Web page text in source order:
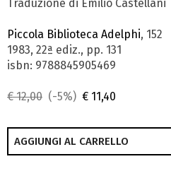
Traduzione di Emilio Castellani
Piccola Biblioteca Adelphi, 152
1983, 22ª ediz., pp. 131
isbn: 9788845905469
€ 12,00 (-5%) € 11,40
AGGIUNGI AL CARRELLO